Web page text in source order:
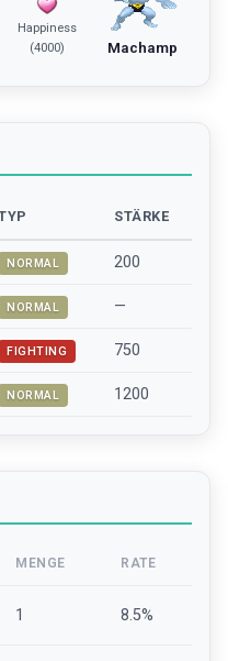
Happiness
(4000)
Machamp
STÄRKE
NORMAL 200
NORMAL —
FIGHTING 750
NORMAL 1200
MENGE RATE
1 8.5%